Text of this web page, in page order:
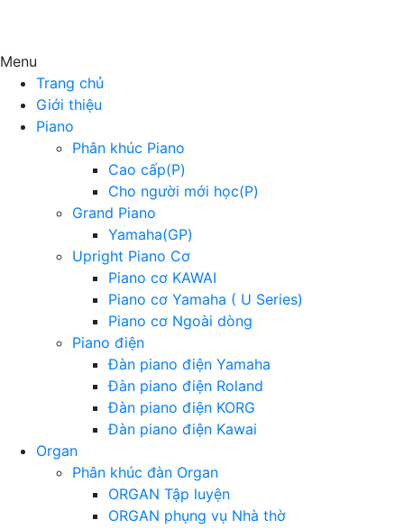
Menu
Trang chủ
Giới thiệu
Piano
Phân khúc Piano
Cao cấp(P)
Cho người mới học(P)
Grand Piano
Yamaha(GP)
Upright Piano Cơ
Piano cơ KAWAI
Piano cơ Yamaha ( U Series)
Piano cơ Ngoài dòng
Piano điện
Đàn piano điện Yamaha
Đàn piano điện Roland
Đàn piano điện KORG
Đàn piano điện Kawai
Organ
Phân khúc đàn Organ
ORGAN Tập luyện
ORGAN phụng vụ Nhà thờ